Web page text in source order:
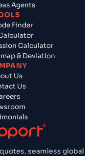
seamless
Agents
Finder
Calculator
& Deviation
Us
Us